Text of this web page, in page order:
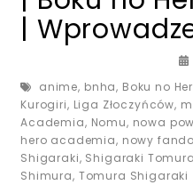
|
anime, bnha, Boku no
Kurogiri, Liga Złoczyńców,
Academia, Nomu, nowa
hero academia, nowy
Shigaraki, Shigaraki Tomura
Shimura, Tomura Shigaraki